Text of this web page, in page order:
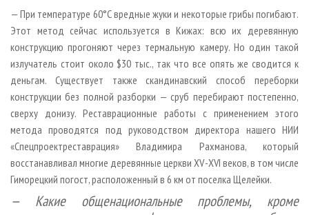
— При температуре 60°С вредные жуки и некоторые грибы погибают.
Этот метод сейчас используется в Кижах: всю их деревянную
конструкцию прогоняют через термальную камеру. Но один такой
излучатель стоит около $30 тыс., так что все опять же сводится к
деньгам. Существует также скандинавский способ переборки
конструкции без полной разборки — сруб перебирают постепенно,
сверху донизу. Реставрационные работы с применением этого
метода проводятся под руководством директора нашего НИИ
«Спецпроектреставрация» Владимира Рахманова, который
восстанавливал многие деревянные церкви XV - XVI веков, в том числе
Гиморецкий погост, расположенный в 6 км от поселка Щелейки.
— Какие общенациональные проблемы, кроме